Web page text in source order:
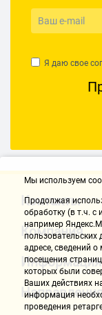
Я даю свое
Контакты
Компания
Информация
Мы используем
Продолжая
обработку (в т.ч. с
например
адресе, сведений
посещения
которых были
Ваших действиях
информация
проведения